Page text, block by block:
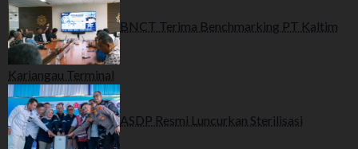
BNCT Terima Benchmarking PT Kaltim
Kariangau Terminal
ASDP Resmi Luncurkan Sterilisasi